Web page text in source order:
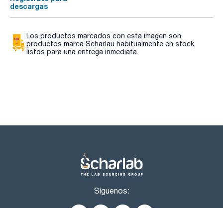
descargas
Los productos marcados con esta imagen son
productos marca Scharlau habitualmente en stock,
listos para una entrega inmediata.
Síguenos: